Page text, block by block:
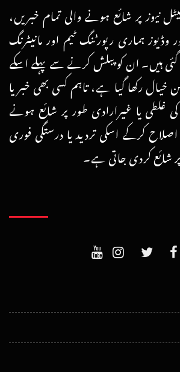
نیوز پر شائع ہونے والی تمام خبریں،
ہماری رپورٹنگ ٹیم اور مانیٹرنگ
ہیں۔ ان کو پبلش کرنے سے پہلے اسکے
خیال رکھا گیا ہے، تاہم کسی بھی خبر یا
غلطی یا غیرارادی طور پر شائع ہونے
کرکے اسکی تردید یا درستگی فوری
شائع کردی جاتی ہے۔